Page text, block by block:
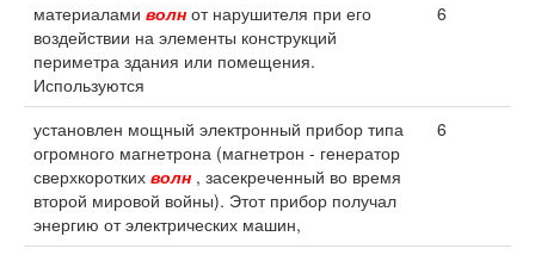
материалами волн от нарушителя при его
воздействии на элементы конструкций
периметра здания или помещения.
Используются
6
установлен мощный электронный прибор типа
огромного магнетрона (магнетрон - генератор
сверхкоротких волн , засекреченный во время
второй мировой войны). Этот прибор получал
энергию от электрических машин,
6